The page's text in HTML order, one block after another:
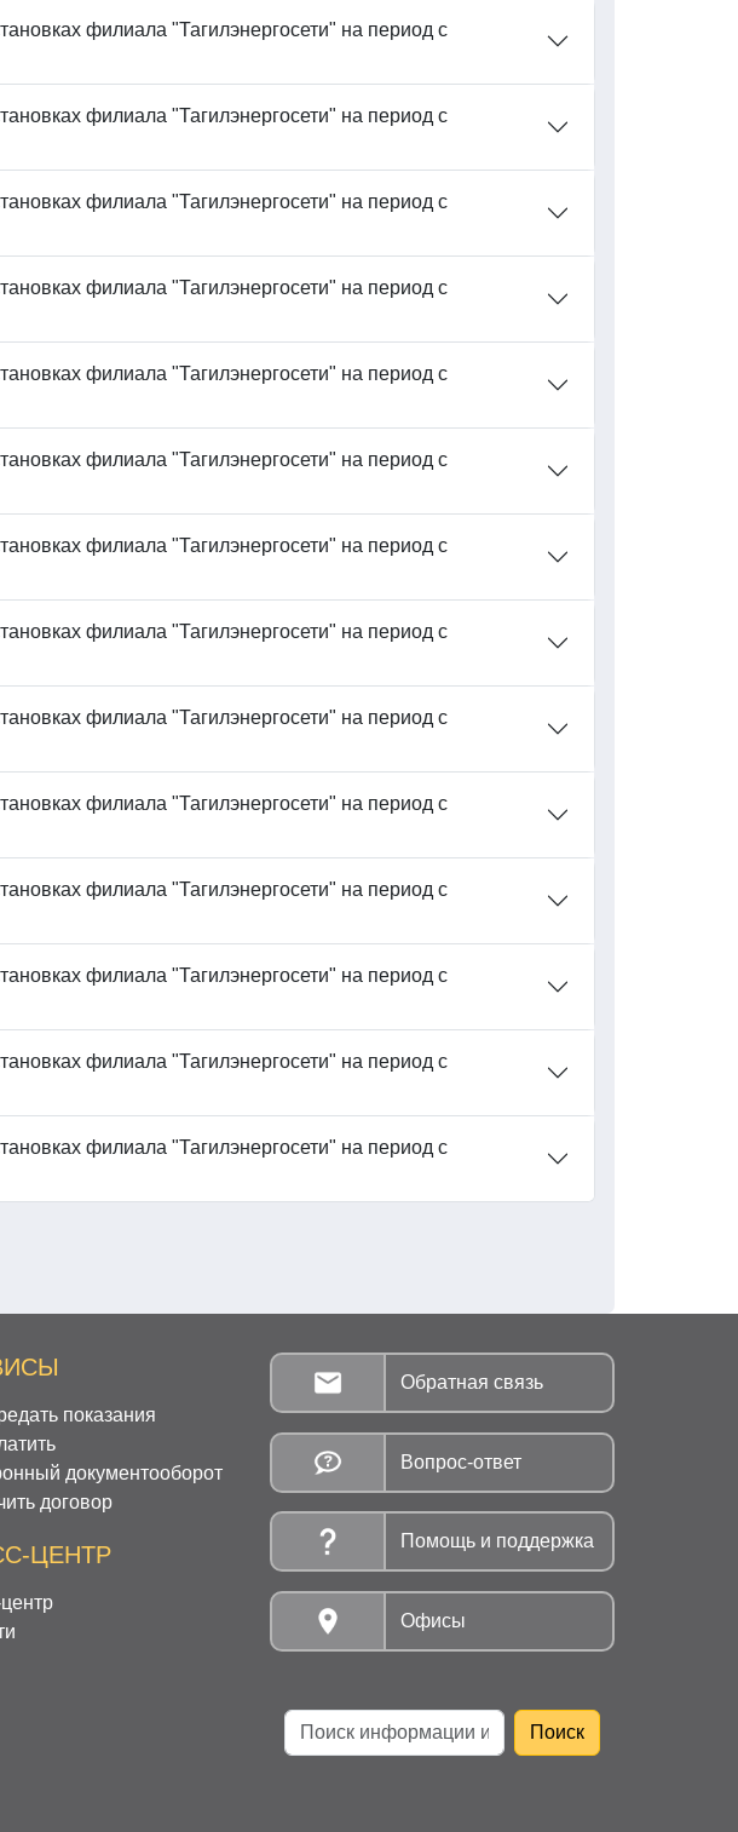
филиала "Тагилэнергосети" на период с
филиала "Тагилэнергосети" на период с
филиала "Тагилэнергосети" на период с
филиала "Тагилэнергосети" на период с
филиала "Тагилэнергосети" на период с
филиала "Тагилэнергосети" на период с
филиала "Тагилэнергосети" на период с
филиала "Тагилэнергосети" на период с
филиала "Тагилэнергосети" на период с
филиала "Тагилэнергосети" на период с
филиала "Тагилэнергосети" на период с
филиала "Тагилэнергосети" на период с
филиала "Тагилэнергосети" на период с
филиала "Тагилэнергосети" на период с
показания
документооборот
договор
ЦЕНТР
Обратная связь
Вопрос-ответ
Помощь и поддержка
Офисы